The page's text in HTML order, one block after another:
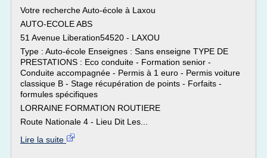
Votre recherche Auto-école à Laxou
AUTO-ECOLE ABS
51 Avenue Liberation54520 - LAXOU
Type : Auto-école Enseignes : Sans enseigne TYPE DE
PRESTATIONS : Eco conduite - Formation senior -
Conduite accompagnée - Permis à 1 euro - Permis voiture
classique B - Stage récupération de points - Forfaits -
formules spécifiques
LORRAINE FORMATION ROUTIERE
Route Nationale 4 - Lieu Dit Les...
Lire la suite